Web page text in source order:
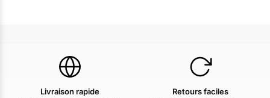
Livraison rapide Retours faciles